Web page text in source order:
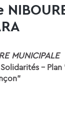
MUNICIPALE
- Plan